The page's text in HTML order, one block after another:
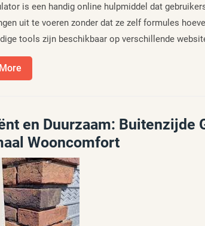
is een handig online hulpmiddel dat
uit te voeren zonder dat ze zelf formules
tools zijn beschikbaar op verschillende
More
en Duurzaam: Buitenzijde
Wooncomfort